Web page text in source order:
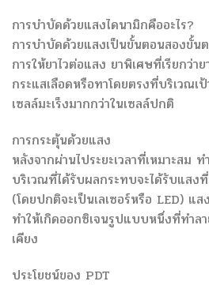
การบำบัดด้วยแสงไดนามิกคืออะไร?
การบำบัดด้วยแสงเป็นขั้นตอนสองขั้น
การให้ยาไวต่อแสง ยาพิเศษที่เรียกว่า
กระแสเลือดหรือทาโดยตรงที่บริเวณเ
เซลล์มะเร็งมากกว่าในเซลล์ปกติ
การกระตุ้นด้วยแสง
หลังจากผ่านไประยะเวลาที่เหมาะสม ท
บริเวณที่ได้รับผลกระทบจะได้รับแสง
(โดยปกติจะเป็นเลเซอร์หรือ LED) แ
ทำให้เกิดออกซิเจนรูปแบบหนึ่งที่ทำลา
เคียง
ประโยชน์ของ PDT